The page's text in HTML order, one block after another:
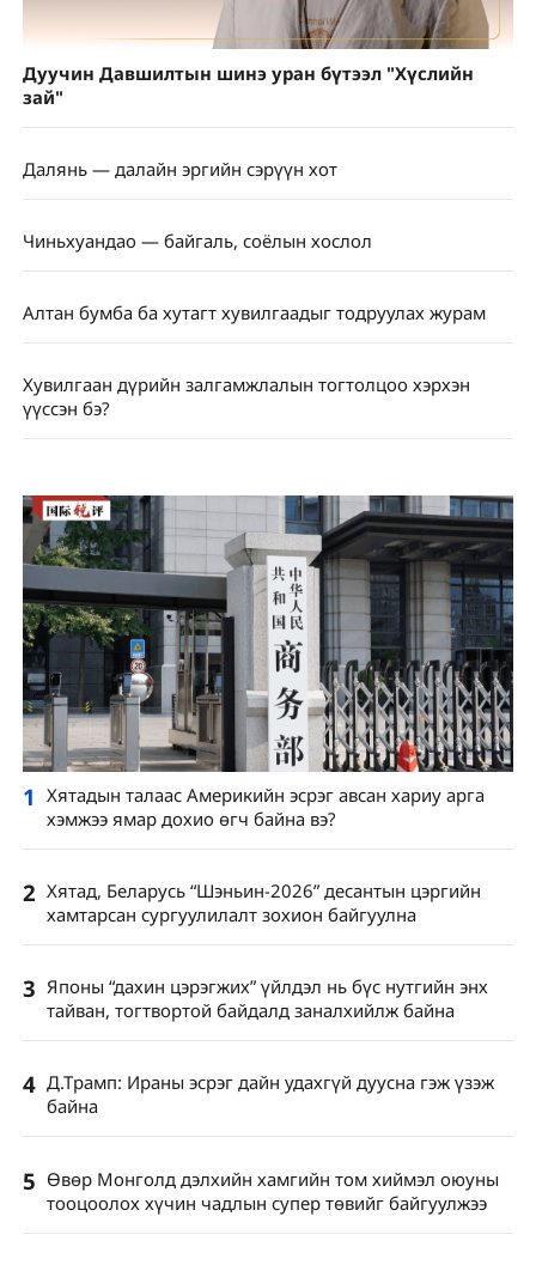
Дуучин Давшилтын шинэ уран бүтээл "Хүслийн
зай"
Далянь — далайн эргийн сэрүүн хот
Чиньхуандао — байгаль, соёлын хослол
Алтан бумба ба хутагт хувилгаадыг тодруулах журам
Хувилгаан дүрийн залгамжлалын тогтолцоо хэрхэн
үүссэн бэ?
1 Хятадын талаас Америкийн эсрэг авсан хариу арга
хэмжээ ямар дохио өгч байна вэ?
2 Хятад, Беларусь “Шэньин-2026” десантын цэргийн
хамтарсан сургуулилалт зохион байгуулна
3 Японы “дахин цэрэгжих” үйлдэл нь бүс нутгийн энх
тайван, тогтвортой байдалд заналхийлж байна
4 Д.Трамп: Ираны эсрэг дайн удахгүй дуусна гэж үзэж
байна
5 Өвөр Монголд дэлхийн хамгийн том хиймэл оюуны
тооцоолох хүчин чадлын супер төвийг байгуулжээ